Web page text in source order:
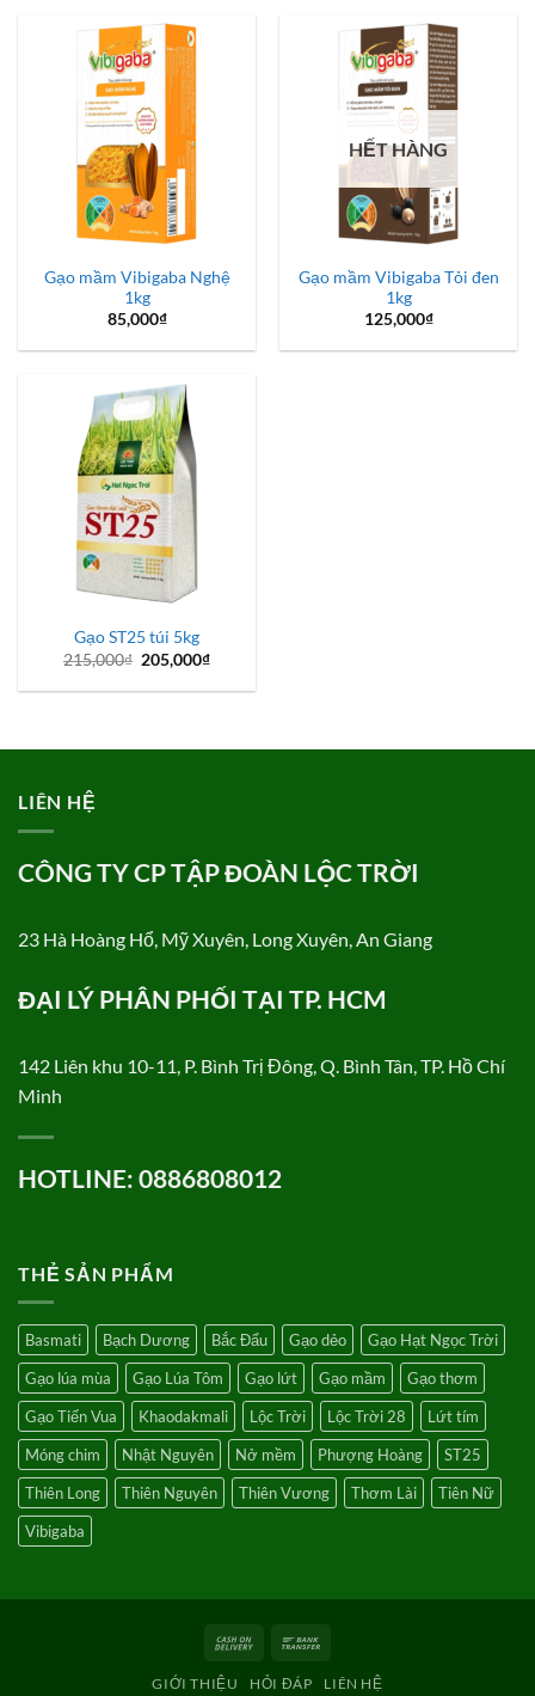
Gạo mầm Vibigaba Nghệ
1kg
85,000₫
HẾT HÀNG
Gạo mầm Vibigaba Tỏi đen
1kg
125,000₫
Gạo ST25 túi 5kg
215,000₫ Giá
là:
205,000₫Giá
tại
LIÊN HỆ
CÔNG TY CP TẬP ĐOÀN LỘC TRỜI
23 Hà Hoàng Hổ, Mỹ Xuyên, Long Xuyên, An Giang
ĐẠI LÝ PHÂN PHỐI TẠI TP. HCM
142 Liên khu 10-11, P. Bình Trị Đông, Q. Bình Tân, TP. Hồ Chí
Minh
HOTLINE: 0886808012
THẺ SẢN PHẨM
Basmati Bạch Dương Bắc Đẩu Gạo dẻo
Gạo Hạt Ngọc Trời
Gạo lúa mùa
Gạo Lúa Tôm Gạo lứt Gạo mầm
Gạo thơm
Gạo Tiến Vua
Khaodakmali Lộc Trời Lộc Trời 28
Lứt tím
Móng chim
Nhật Nguyên Nở mềm Phượng Hoàng
ST25
Thiên Long
Thiên Nguyên Thiên Vương Thơm Lài
Tiên Nữ
Vibigaba
Cash
GIỚI THIỆU HỎI ĐÁP LIÊN HỆ